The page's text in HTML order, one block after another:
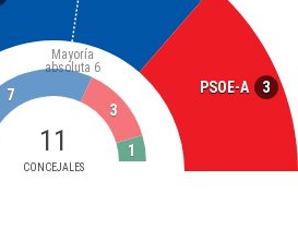
PSOE-A 3
11
CONCEJALES
Mayoría
absoluta 6
7
3
1